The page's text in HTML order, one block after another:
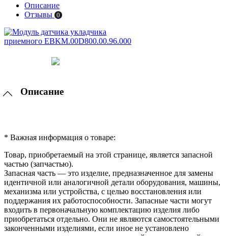
Описание
Отзывы 0
Описание
* Важная информация о товаре:
Товар, приобретаемый на этой странице, является запасной
частью (запчастью).
Запасная часть — это изделие, предназначенное для замены
идентичной или аналогичной детали оборудования, машины,
механизма или устройства, с целью восстановления или
поддержания их работоспособности. Запасные части могут
входить в первоначальную комплектацию изделия либо
приобретаться отдельно. Они не являются самостоятельными
законченными изделиями, если иное не установлено